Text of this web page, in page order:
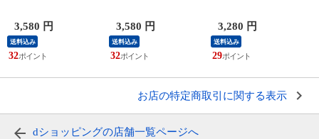
ント用 フロントガラ
ス uvカット 紫外線
カット 紫外線対策
日除け 遮光 車用 日
3,580 円
送料込み
32
ント用 フロントガラ
ス uvカット 紫外線
カット 紫外線対策
日除け 遮光 車用 日
3,580 円
送料込み
32
フロント用 フロント
ガラス uvカット 紫
外線カット 紫外線対
策 日除け 遮光 車用
3,280 円
送料込み
29
お店の特定商取引に関する表示
dショッピングの店舗一覧ページへ